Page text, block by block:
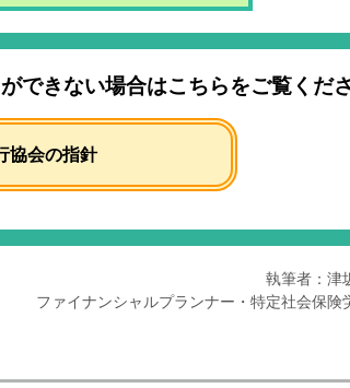
できない場合はこちらをご覧くださ
協会の指針
執筆者：
ファイナンシャルプランナー・ 特定社会保険